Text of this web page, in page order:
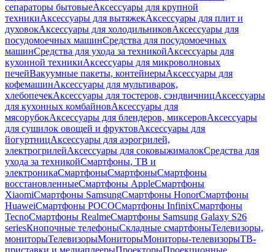
сепараторы бытовыеАксессуары для крупной
техникиАксессуары для вытяжекАксессуары для плит и
духовокАксессуары для холодильниковАксессуары для
посудомоечных машинСредства для посудомоечных
машинСредства для ухода за техникойАксессуары для
кухонной техникиАксессуары для микроволновых
печейВакуумные пакеты, контейнерыАксессуары для
кофемашинАксессуары для мультиварок,
хлебопечекАксессуары для тостеров, сэндвичницАксессуары
для кухонных комбайновАксессуары для
мясорубокАксессуары для блендеров, миксеровАксессуары
для сушилок овощей и фруктовАксессуары для
йогуртницАксессуары для аэрогрилей,
электрогрилейАксессуары для соковыжималокСредства для
ухода за техникойСмартфоны, ТВ и
электроникаСмартфоныСмартфоныСмартфоны
восстановленныеСмартфоны AppleСмартфоны
XiaomiСмартфоны SamsungСмартфоны HonorСмартфоны
HuaweiСмартфоны POCOСмартфоны InfinixСмартфоны
TecnoСмартфоны RealmeСмартфоны Samsung Galaxy S26
seriesКнопочные телефоныСкладные смартфоныТелевизоры,
мониторыТелевизорыМониторыМониторы-телевизорыТВ-
приставки и медиаплеерыПроекторыПроекционные